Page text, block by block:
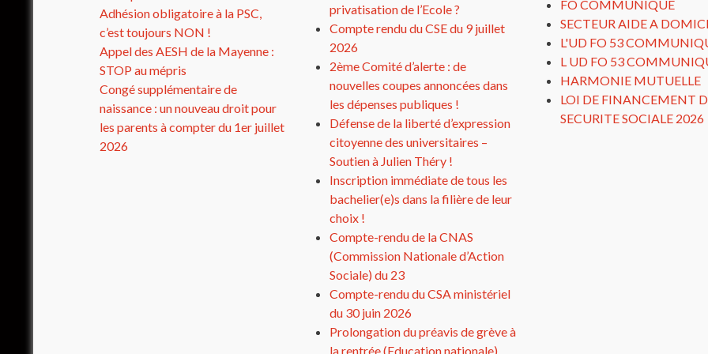
Adhésion obligatoire à la PSC,
c’est toujours NON !
Appel des AESH de la Mayenne :
STOP au mépris
Congé supplémentaire de
naissance : un nouveau droit pour
les parents à compter du 1er juillet
2026
privatisation de l’Ecole ?
Compte rendu du CSE du 9 juillet
2026
2ème Comité d’alerte : de
nouvelles coupes annoncées dans
les dépenses publiques !
Défense de la liberté d’expression
citoyenne des universitaires –
Soutien à Julien Théry !
Inscription immédiate de tous les
bachelier(e)s dans la filière de leur
choix !
Compte-rendu de la CNAS
(Commission Nationale d’Action
Sociale) du 23
Compte-rendu du CSA ministériel
du 30 juin 2026
Prolongation du préavis de grève à
la rentrée (Education nationale)
FO COMMUNIQUE
SECTEUR AIDE A
L'UD FO 53
L UD FO 53
HARMONIE MUTUELLE
LOI DE FINANCEMENT
SECURITE SOCIALE 2026